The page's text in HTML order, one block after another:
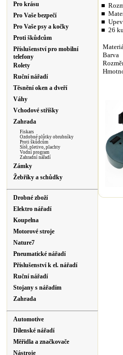
Pro krásu
Pro Vaše bezpečí
Pro Vaše psy a kočky
Proti škůdcům
Příslušenství pro mobilní
telefony
Rolety
Ruční nářadí
Těsnění oken a dveří
Váhy
Vchodové stříšky
Zahrada
Fiskars
Ozdobné plůtky obrubníky
Proti škůdcům
Sítě, pletivo, plachty
Vodní program
Zahradní nářadí
Zámky
Žebříky a schůdky
Drobné zboží
Elektro nářadí
Koupelna
Motorové stroje
Nature7
Pneumatické nářadí
Příslušenství k el. nářadí
Ruční nářadí
Stojany s nářadím
Zahrada
Automotive
Dílenské nářadí
Měřidla a značkovače
Nástroje
■
■
■
■ 26
Barva